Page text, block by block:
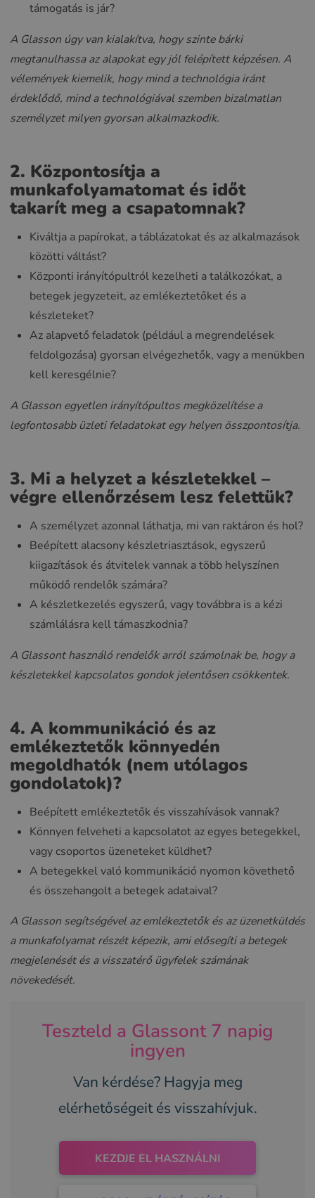
támogatás is jár?
A Glasson úgy van kialakítva, hogy szinte bárki
megtanulhassa az alapokat egy jól felépített képzésen. A
vélemények kiemelik, hogy mind a technológia iránt
érdeklődő, mind a technológiával szemben bizalmatlan
személyzet milyen gyorsan alkalmazkodik.
2. Központosítja a
munkafolyamatomat és időt
takarít meg a csapatomnak?
Kiváltja a papírokat, a táblázatokat és az alkalmazások
közötti váltást?
Központi irányítópultról kezelheti a találkozókat, a
betegek jegyzeteit, az emlékeztetőket és a
készleteket?
Az alapvető feladatok (például a megrendelések
feldolgozása) gyorsan elvégezhetők, vagy a menükben
kell keresgélnie?
A Glasson egyetlen irányítópultos megközelítése a
legfontosabb üzleti feladatokat egy helyen összpontosítja.
3. Mi a helyzet a készletekkel –
végre ellenőrzésem lesz felettük?
A személyzet azonnal láthatja, mi van raktáron és hol?
Beépített alacsony készletriasztások, egyszerű
kiigazítások és átvitelek vannak a több helyszínen
működő rendelők számára?
A készletkezelés egyszerű, vagy továbbra is a kézi
számlálásra kell támaszkodnia?
A Glassont használó rendelők arról számolnak be, hogy a
készletekkel kapcsolatos gondok jelentősen csökkentek.
4. A kommunikáció és az
emlékeztetők könnyedén
megoldhatók (nem utólagos
gondolatok)?
Beépített emlékeztetők és visszahívások vannak?
Könnyen felveheti a kapcsolatot az egyes betegekkel,
vagy csoportos üzeneteket küldhet?
A betegekkel való kommunikáció nyomon követhető
és összehangolt a betegek adataival?
A Glasson segítségével az emlékeztetők és az üzenetküldés
a munkafolyamat részét képezik, ami elősegíti a betegek
megjelenését és a visszatérő ügyfelek számának
növekedését.
Teszteld a Glassont 7 napig
ingyen
Van kérdése? Hagyja meg
elérhetőségeit és visszahívjuk.
KEZDJE EL HASZNÁLNI